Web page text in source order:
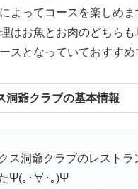
よってコースを楽しめ
はお魚とお肉のどちら
スとなっていておすすめ
洞爺クラブの基本情報
ス洞爺クラブのレストラ
Ψ(｡･∀･｡)Ψ